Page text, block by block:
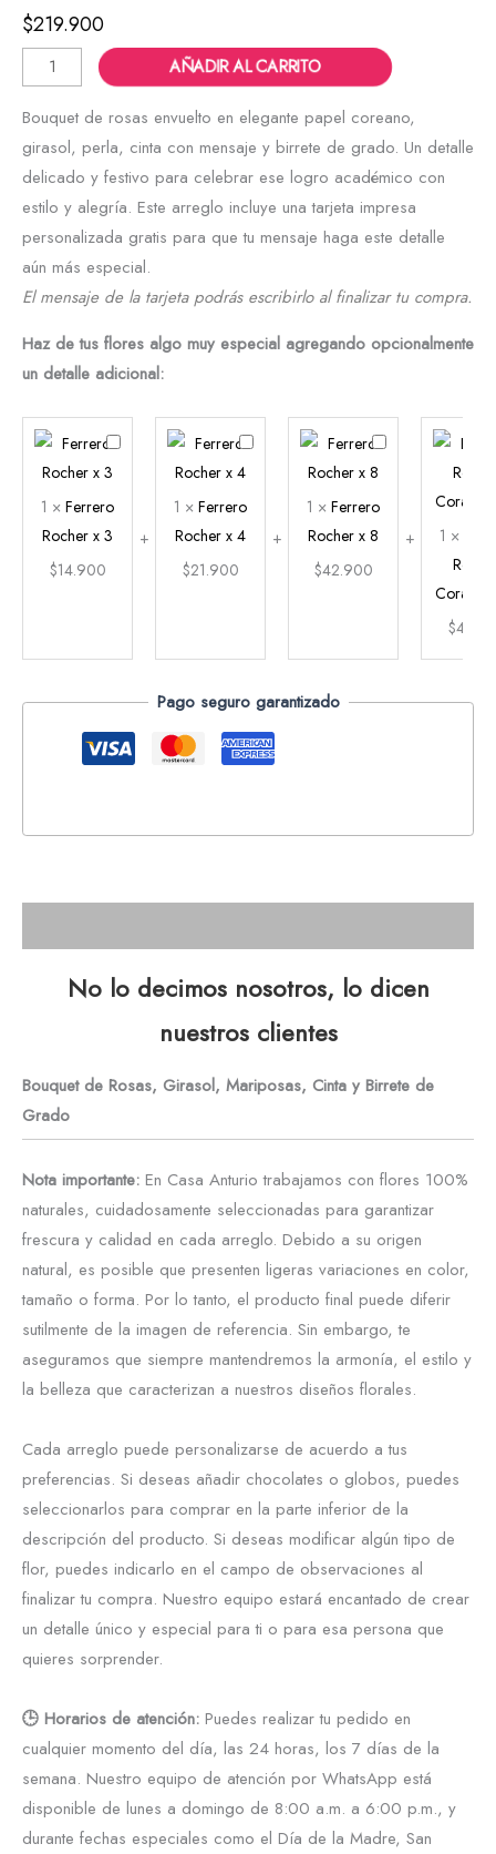
$219.900
AÑADIR AL CARRITO
Bouquet de rosas envuelto en elegante papel coreano,
girasol, perla, cinta con mensaje y birrete de grado. Un detalle
delicado y festivo para celebrar ese logro académico con
estilo y alegría. Este arreglo incluye una tarjeta impresa
personalizada gratis para que tu mensaje haga este detalle
aún más especial.
El mensaje de la tarjeta podrás escribirlo al finalizar tu compra.
Haz de tus flores algo muy especial agregando opcionalmente
un detalle adicional:
Ferrero
Rocher
x
3
1 × Ferrero
Rocher x 3
$14.900
Ferrero
Rocher
x
4
1 × Ferrero
Rocher x 4
$21.900
Ferrero
Rocher
x
8
1 × Ferrero
Rocher x 8
$42.900
1 ×
$
Pago seguro garantizado
No lo decimos nosotros, lo dicen
nuestros clientes
Bouquet de Rosas, Girasol, Mariposas, Cinta y Birrete de
Grado
Nota importante: En Casa Anturio trabajamos con flores 100%
naturales, cuidadosamente seleccionadas para garantizar
frescura y calidad en cada arreglo. Debido a su origen
natural, es posible que presenten ligeras variaciones en color,
tamaño o forma. Por lo tanto, el producto final puede diferir
sutilmente de la imagen de referencia. Sin embargo, te
aseguramos que siempre mantendremos la armonía, el estilo y
la belleza que caracterizan a nuestros diseños florales.
Cada arreglo puede personalizarse de acuerdo a tus
preferencias. Si deseas añadir chocolates o globos, puedes
seleccionarlos para comprar en la parte inferior de la
descripción del producto. Si deseas modificar algún tipo de
flor, puedes indicarlo en el campo de observaciones al
finalizar tu compra. Nuestro equipo estará encantado de crear
un detalle único y especial para ti o para esa persona que
quieres sorprender.
🕒 Horarios de atención: Puedes realizar tu pedido en
cualquier momento del día, las 24 horas, los 7 días de la
semana. Nuestro equipo de atención por WhatsApp está
disponible de lunes a domingo de 8:00 a.m. a 6:00 p.m., y
durante fechas especiales como el Día de la Madre, San